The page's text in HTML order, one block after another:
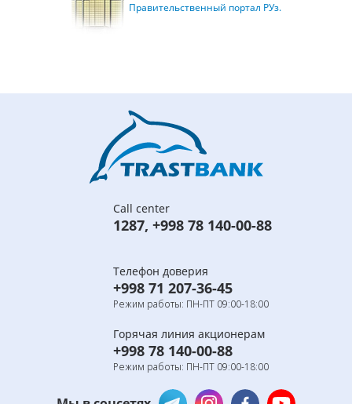
Правительственный портал РУз.
Call center
1287, +998 78 140-00-88
Телефон доверия
+998 71 207-36-45
Режим работы: ПН-ПТ 09:00-18:00
Горячая линия акционерам
+998 78 140-00-88
Режим работы: ПН-ПТ 09:00-18:00